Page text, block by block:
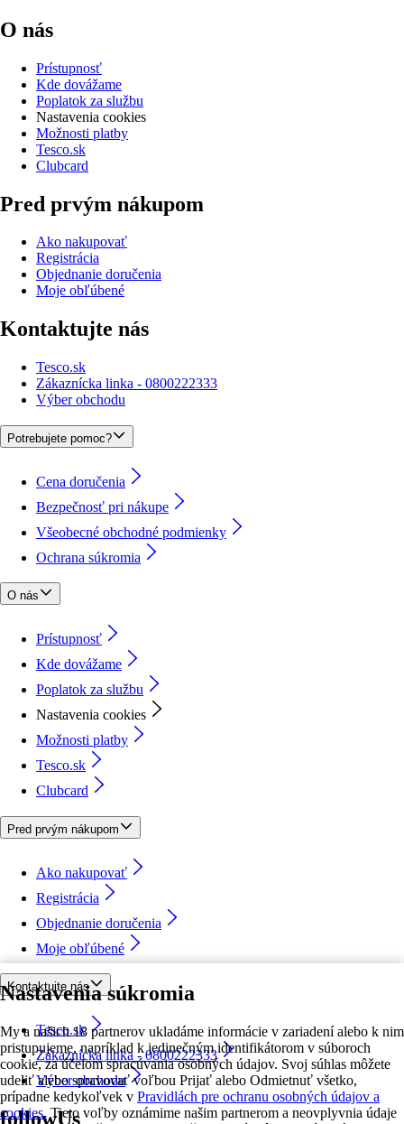
Nastavenia súkromia
My a našich 18 partnerov ukladáme informácie v zariadení alebo k nim
pristupujeme, napríklad k jedinečným identifikátorom v súboroch
cookie, za účelom spracúvania osobných údajov. Svoj súhlas môžete
udeliť alebo spravovať voľbou Prijať alebo Odmietnuť všetko,
prípadne kedykoľvek v Pravidlách pre ochranu osobných údajov a
cookies. Tieto voľby oznámime našim partnerom a neovplyvnia údaje
O nás
Prístupnosť
Kde dovážame
Poplatok za službu
Nastavenia cookies
Možnosti platby
Tesco.sk
Clubcard
Pred prvým nákupom
Ako nakupovať
Registrácia
Objednanie doručenia
Moje obľúbené
Kontaktujte nás
Tesco.sk
Zákaznícka linka - 0800222333
Výber obchodu
Potrebujete pomoc?
Cena doručenia
Bezpečnosť pri nákupe
Všeobecné obchodné podmienky
Ochrana súkromia
O nás
Prístupnosť
Kde dovážame
Poplatok za službu
Nastavenia cookies
Možnosti platby
Tesco.sk
Clubcard
Pred prvým nákupom
Ako nakupovať
Registrácia
Objednanie doručenia
Moje obľúbené
Kontaktujte nás
Tesco.sk
Zákaznícka linka - 0800222333
Výber obchodu
followUs